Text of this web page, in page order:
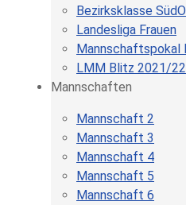
Bezirksklasse
Landesliga Frauen
Mannschaftspokal
LMM Blitz 2021/22
Mannschaften
Mannschaft 2
Mannschaft 3
Mannschaft 4
Mannschaft 5
Mannschaft 6